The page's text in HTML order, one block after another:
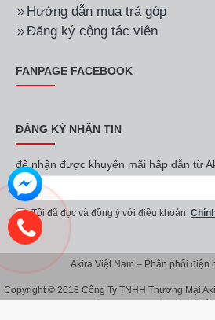
Hướng dẫn mua trả góp
Đăng ký cộng tác viên
FANPAGE FACEBOOK
ĐĂNG KÝ NHẬN TIN
để nhận được khuyến mãi hấp dẫn từ
Tôi đã đọc và đồng ý với điều khoản
Akira Việt Nam – Phân phối điện
Copyright © 2018 Công Ty TNHH Thương Mại